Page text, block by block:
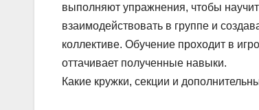
выполняют упражнения, чтобы
взаимодействовать в группе и
коллективе. Обучение проходит в
оттачивает полученные навыки.
Какие кружки, секции и